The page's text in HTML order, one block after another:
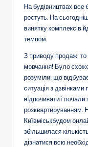
На будівництвах все
ростуть. На
винятку комплексів
темпом.
З приводу продаж, то
мовчання! Було
розуміли, що
ситуація з
відпочивати і
розквартируванням.
Київміськбудом
збільшилася
дізнатися всю